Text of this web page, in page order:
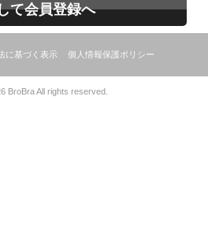
て会員登録へ
に基づく表示 個人情報保護ポリシー
BroBra All rights reserved.